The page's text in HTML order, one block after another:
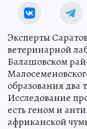
Эксперты
ветеринарной
Балашовском
образования два
Исследование
есть геном и
африканской